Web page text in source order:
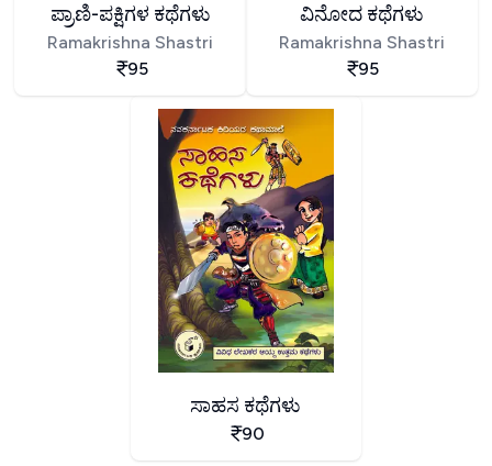
ಪ್ರಾಣಿ-ಪಕ್ಷಿಗಳ ಕಥೆಗಳು
Ramakrishna Shastri
95
ವಿನೋದ ಕಥೆಗಳು
Ramakrishna Shastri
95
ಸಾಹಸ ಕಥೆಗಳು
90